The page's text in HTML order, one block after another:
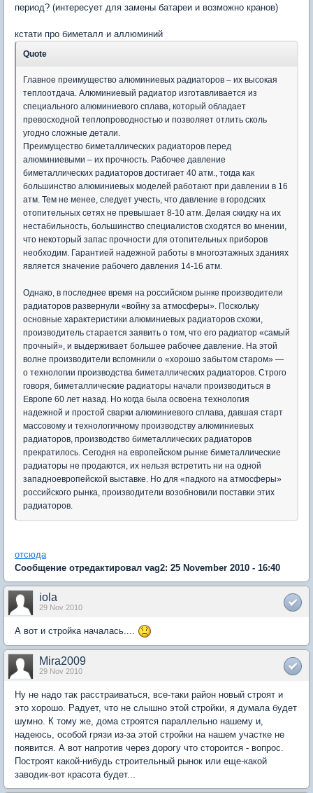
период? (интересует для замены батареи и возможно кранов)
кстати про биметалл и аллюминий
Quote
Главное преимущество алюминиевых радиаторов – их высокая
теплоотдача. Алюминиевый радиатор изготавливается из
специального алюминиевого сплава, который обладает
превосходной теплопроводностью и позволяет отлить сколь
угодно сложные детали.
Преимущество биметаллических радиаторов перед
алюминиевыми – их прочность. Рабочее давление
биметаллических радиаторов достигает 40 атм., тогда как
большинство алюминиевых моделей работают при давлении в 16
атм. Тем не менее, следует учесть, что давление в городских
отопительных сетях не превышает 8-10 атм. Делая скидку на их
нестабильность, большинство специалистов сходятся во мнении,
что некоторый запас прочности для отопительных приборов
необходим. Гарантией надежной работы в многоэтажных зданиях
является значение рабочего давления 14-16 атм.
Однако, в последнее время на российском рынке производители
радиаторов развернули «войну за атмосферы». Поскольку
основные характеристики алюминиевых радиаторов схожи,
производитель старается заявить о том, что его радиатор «самый
прочный», и выдерживает большее рабочее давление. На этой
волне производители вспомнили о «хорошо забытом старом» —
о технологии производства биметаллических радиаторов. Строго
говоря, биметаллические радиаторы начали производиться в
Европе 60 лет назад. Но когда была освоена технология
надежной и простой сварки алюминиевого сплава, давшая старт
массовому и технологичному производству алюминиевых
радиаторов, производство биметаллических радиаторов
прекратилось. Сегодня на европейском рынке биметаллические
радиаторы не продаются, их нельзя встретить ни на одной
западноевропейской выставке. Но для «падкого на атмосферы»
российского рынка, производители возобновили поставки этих
радиаторов.
отсюда
Сообщение отредактировал vag2: 25 November 2010 - 16:40
iola
29 Nov 2010
А вот и стройка началась....
Mira2009
29 Nov 2010
Ну не надо так расстраиваться, все-таки район новый строят и
это хорошо. Радует, что не слышно этой стройки, я думала будет
шумно. К тому же, дома строятся параллельно нашему и,
надеюсь, особой грязи из-за этой стройки на нашем участке не
появится. А вот напротив через дорогу что стороится - вопрос.
Построят какой-нибудь строительный рынок или еще-какой
заводик-вот красота будет...